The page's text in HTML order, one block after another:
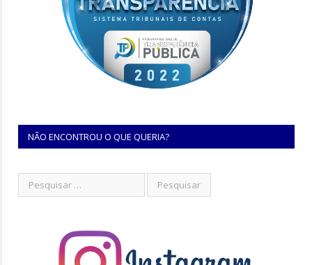
NÃO ENCONTROU O QUE QUERIA?